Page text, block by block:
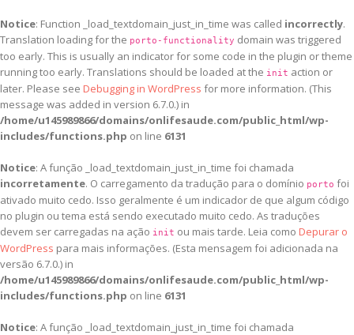
Notice: Function _load_textdomain_just_in_time was called incorrectly.
Translation loading for the porto-functionality domain was triggered
too early. This is usually an indicator for some code in the plugin or theme
running too early. Translations should be loaded at the init action or
later. Please see Debugging in WordPress for more information. (This
message was added in version 6.7.0.) in
/home/u145989866/domains/onlifesaude.com/public_html/wp-
includes/functions.php on line 6131
Notice: A função _load_textdomain_just_in_time foi chamada
incorretamente. O carregamento da tradução para o domínio porto foi
ativado muito cedo. Isso geralmente é um indicador de que algum código
no plugin ou tema está sendo executado muito cedo. As traduções
devem ser carregadas na ação init ou mais tarde. Leia como Depurar o
WordPress para mais informações. (Esta mensagem foi adicionada na
versão 6.7.0.) in
/home/u145989866/domains/onlifesaude.com/public_html/wp-
includes/functions.php on line 6131
Notice: A função _load_textdomain_just_in_time foi chamada